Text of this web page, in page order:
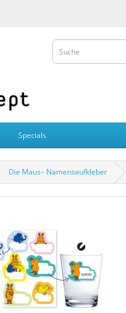
Specials
Die Maus– Namensaufkleber